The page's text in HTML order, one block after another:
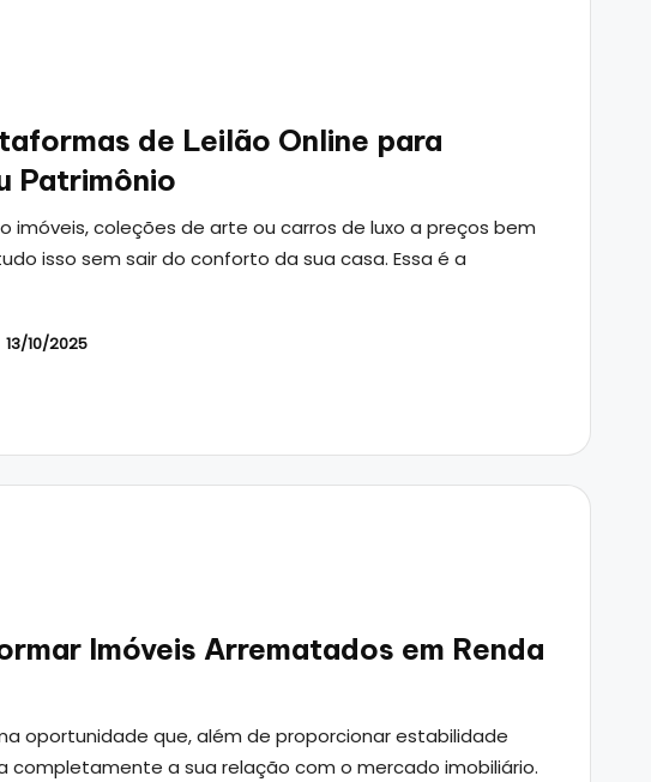
de Leilão Online para
Patrimônio
imóveis, coleções de arte ou carros de luxo a preços bem
isso sem sair do conforto da sua casa. Essa é a
13/10/2025
Imóveis Arrematados em Renda
oportunidade que, além de proporcionar estabilidade
completamente a sua relação com o mercado imobiliário.